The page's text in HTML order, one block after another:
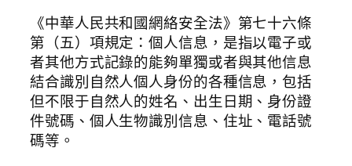
《中華人民共和國網絡安全法》第七十六條
第（五）項規定：個人信息，是指以電子或
者其他方式記錄的能夠單獨或者與其他信息
結合識別自然人個人身份的各種信息，包括
但不限于自然人的姓名、出生日期、身份證
件號碼、個人生物識別信息、住址、電話號
碼等。